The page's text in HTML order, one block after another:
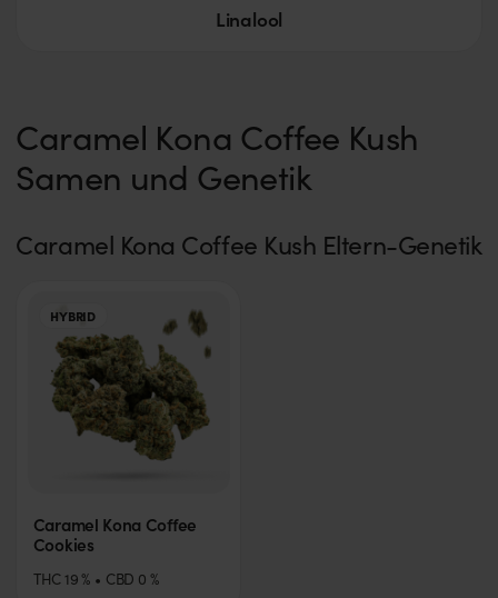
Linalool
Caramel Kona Coffee Kush
Samen und Genetik
Caramel Kona Coffee Kush Eltern-Genetik
HYBRID
Caramel Kona Coffee
Cookies
THC 19 % CBD 0 %